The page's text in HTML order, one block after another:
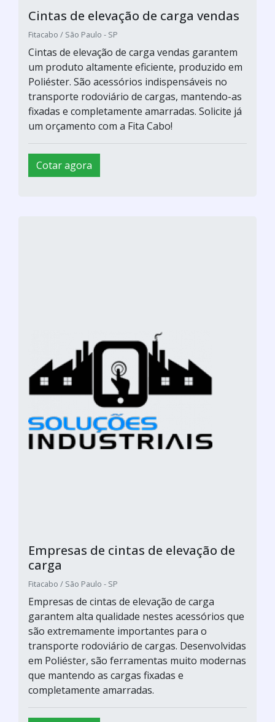
Cintas de elevação de carga vendas
Fitacabo / São Paulo - SP
Cintas de elevação de carga vendas garantem
um produto altamente eficiente, produzido em
Poliéster. São acessórios indispensáveis no
transporte rodoviário de cargas, mantendo-as
fixadas e completamente amarradas. Solicite já
um orçamento com a Fita Cabo!
Cotar agora
Empresas de cintas de elevação de
carga
Fitacabo / São Paulo - SP
Empresas de cintas de elevação de carga
garantem alta qualidade nestes acessórios que
são extremamente importantes para o
transporte rodoviário de cargas. Desenvolvidas
em Poliéster, são ferramentas muito modernas
que mantendo as cargas fixadas e
completamente amarradas.